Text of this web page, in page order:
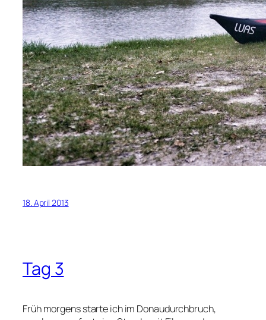
18. April 2013
Tag 3
Früh morgens starte ich im Donaudurchbruch,